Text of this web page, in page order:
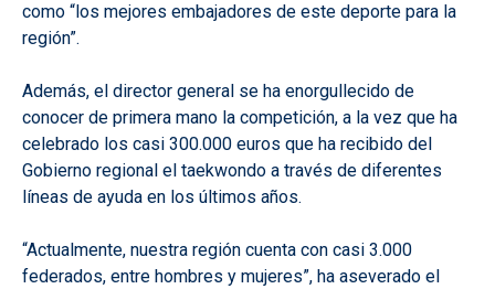
como “los mejores embajadores de este deporte para la
región”.
Además, el director general se ha enorgullecido de
conocer de primera mano la competición, a la vez que ha
celebrado los casi 300.000 euros que ha recibido del
Gobierno regional el taekwondo a través de diferentes
líneas de ayuda en los últimos años.
“Actualmente, nuestra región cuenta con casi 3.000
federados, entre hombres y mujeres”, ha aseverado el